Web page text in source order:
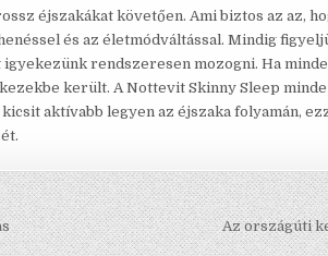
éjszakákat követően. Ami biztos az az,
és az életmódváltással. Mindig
rendszeresen mozogni. Ha
került. A Nottevit Skinny Sleep
aktívabb legyen az éjszaka folyamán,
Az országúti